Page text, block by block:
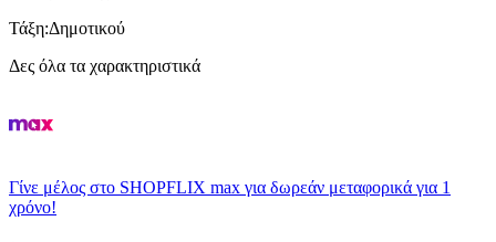
Τάξη:Δημοτικού
Δες όλα τα χαρακτηριστικά
Γίνε μέλος στο SHOPFLIX max για δωρεάν μεταφορικά για 1
χρόνο!